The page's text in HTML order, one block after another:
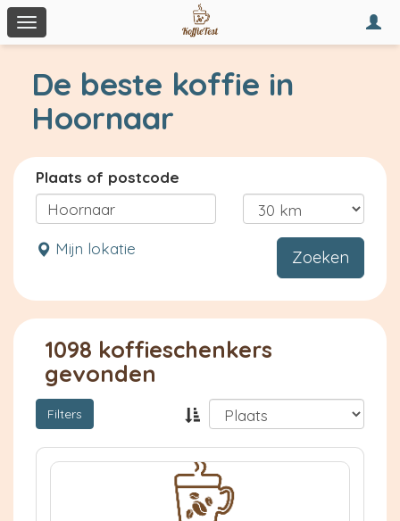
Toggle
navigation
De beste koffie in
Hoornaar
Plaats of postcode
Mijn lokatie Zoeken
1098 koffieschenkers
gevonden
Filters